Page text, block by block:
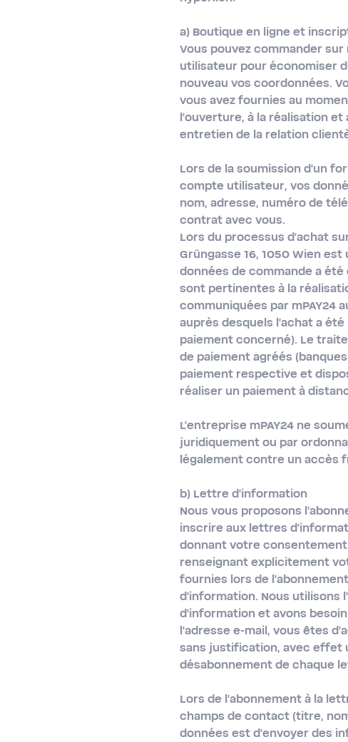
a) Boutique en ligne et
Vous pouvez commander
utilisateur pour économiser
nouveau vos coordonnées.
vous avez fournies au
l'ouverture, à la réalisation
entretien de la relation
Lors de la soumission d'un
compte utilisateur, vos
nom, adresse, numéro de
contrat avec vous.
Lors du processus d'achat
Grüngasse 16, 1050 Wien
données de commande a
sont pertinentes à la
communiquées par mPAY24
auprès desquels l'achat a
paiement concerné). Le
de paiement agréés
paiement respective et
réaliser un paiement à
L'entreprise mPAY24 ne
juridiquement ou par
légalement contre un accès
b) Lettre d'information
Nous vous proposons
inscrire aux lettres
donnant votre
renseignant explicitement
fournies lors de
d'information. Nous utilisons
d'information et avons
l'adresse e-mail, vous êtes
sans justification, avec effet
désabonnement de chaque
Lors de l'abonnement à la
champs de contact (titre,
données est d'envoyer des